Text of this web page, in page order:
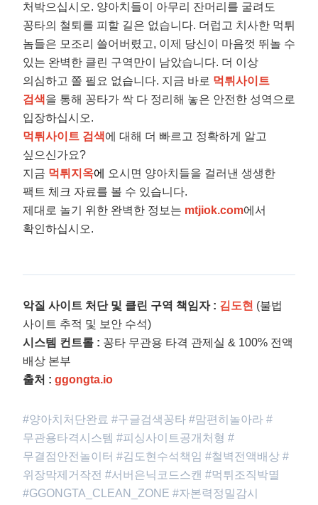
처박으십시오. 양아치들이 아무리 잔머리를 굴려도
꽁타의 철퇴를 피할 길은 없습니다. 더럽고 치사한 먹튀
놈들은 모조리 쓸어버렸고, 이제 당신이 마음껏 뛰놀 수
있는 완벽한 클린 구역만이 남았습니다. 더 이상
의심하고 쫄 필요 없습니다. 지금 바로 먹튀사이트
검색을 통해 꽁타가 싹 다 정리해 놓은 안전한 성역으로
입장하십시오.
먹튀사이트 검색에 대해 더 빠르고 정확하게 알고
싶으신가요?
지금 먹튀지옥에
오시면 양아치들을 걸러낸 생생한
팩트 체크 자료를 볼 수 있습니다.
제대로 놀기 위한 완벽한 정보는 mtjiok.com에서
확인하십시오.
악질 사이트 처단 및 클린 구역 책임자 : 김도현 (불법
사이트 추적 및 보안 수석)
시스템 컨트롤 : 꽁타 무관용 타격 관제실 & 100% 전액
배상 본부
출처 : ggongta.io
#양아치처단완료 #구글검색꽁타 #맘편히놀아라 #
무관용타격시스템 #피싱사이트공개처형 #
무결점안전놀이터 #김도현수석책임 #철벽전액배상 #
위장막제거작전 #서버은닉코드스캔 #먹튀조직박멸
#GGONGTA_CLEAN_ZONE #자본력정밀감시